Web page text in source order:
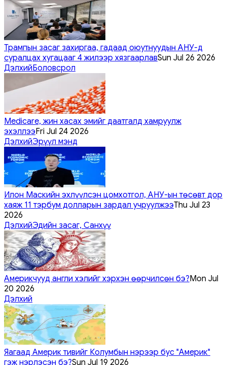
Трампын засаг захиргаа, гадаад оюутнуудын АНУ-д
суралцах хугацааг 4 жилээр хязгаарлавSun Jul 26 2026
ДэлхийБоловсрол
Medicare, жин хасах эмийг даатгалд хамруулж
эхэллээFri Jul 24 2026
ДэлхийЭрүүл мэнд
Илон Маскийн эхлүүлсэн цомхотгол, АНУ-ын төсөвт дор
хаяж 11 тэрбум долларын зардал учруулжээThu Jul 23
2026
ДэлхийЭдийн засаг, Санхүү
Америкчууд англи хэлийг хэрхэн өөрчилсөн бэ?Mon Jul
20 2026
Дэлхий
Яагаад Америк тивийг Колумбын нэрээр бус "Америк"
гэж нэрлэсэн бэ?Sun Jul 19 2026